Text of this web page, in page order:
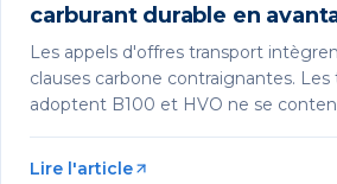
carburant durable en
commercial
Les appels d'offres transport
clauses carbone contraignantes.
adoptent B100 et HVO ne se
donneurs d'ordre et sécurisent leurs
Lire l'article